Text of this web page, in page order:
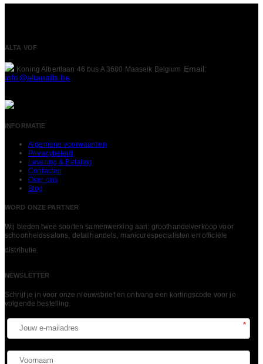
ALTA VOF
Koning Albertlaan 46 bus A 3680 Maaseik Belgium Email:
info@altanails.be
INFORMATIE
Algemene voorwaarden
Privacybeleid
Levering & Betaling
Contacten
Over ons
Blog
WORD ONZE PARTNER
Wij bieden twee soorten samenwerking aan: groothandelverkoop voor
schoonheidssalons, detailhandels, manicurespecialisten en officiële
distributie.
NEWSLETTER
Schrijf je in voor onze nieuwsbrief en ontvang een kortingscode voor je
volgende bestelling.​
*